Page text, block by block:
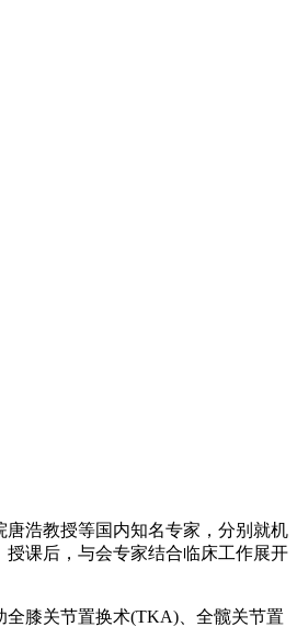
浩教授等国内知名专家，分别就机
课后，与会专家结合临床工作展开
膝关节置换术(TKA)、全髋关节置